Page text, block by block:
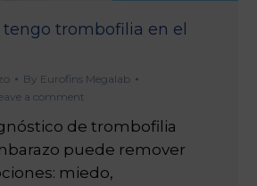
tengo trombofilia en el
By Eurofins Megalab
a comment
de trombofilia
puede remover
miedo,